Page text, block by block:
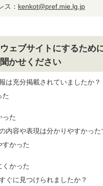
ス： kenkot@pref.mie.lg.jp
ェブサイトにするため
かせください
は充分掲載されていましたか？
た
った
内容や表現は分かりやすかった
すかった
くかった
ぐに見つけられましたか？